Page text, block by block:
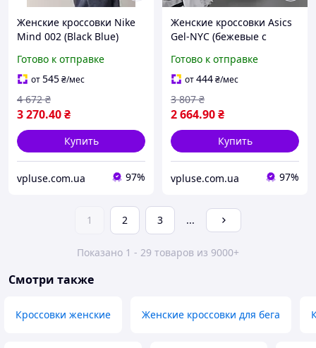
Женские кроссовки Nike
Mind 002 (Black Blue)
спортивные для
динамичного движения
Cod: Арт: 0312
Готово к отправке
от545₴/мес
3 270.40₴
4 672 ₴
Купить
vpluse.com.ua 97%
Женские кроссовки Asics
Gel-NYC (бежевые с
кроссовки в спортивном
стиле для активной носки
Cod: 3582
Готово к отправке
от444₴/мес
2 664.90₴
3 807 ₴
Купить
vpluse.com.ua 97%
1 2 3 ...
Показано 1 - 29 товаров из 9000+
Смотри также
Кроссовки женские Женские кроссовки для бега